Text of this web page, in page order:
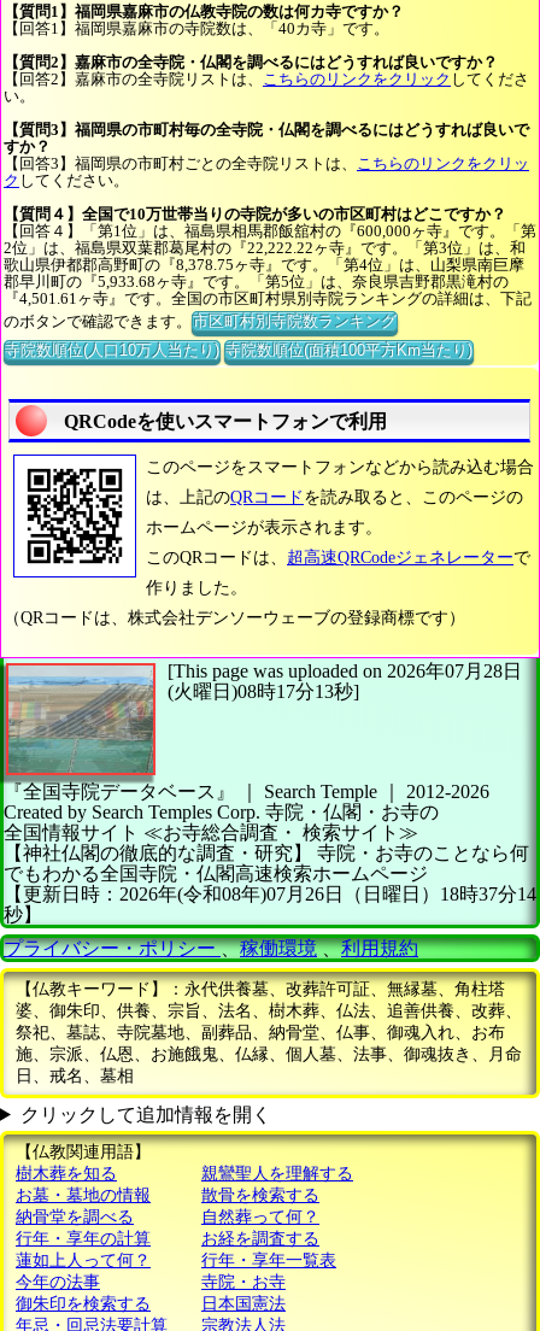
【質問1】福岡県嘉麻市の仏教寺院の数は何カ寺ですか？
【回答1】福岡県嘉麻市の寺院数は、「40カ寺」です。
【質問2】嘉麻市の全寺院・仏閣を調べるにはどうすれば良いですか？
【回答2】嘉麻市の全寺院リストは、
こちらのリンクをクリック してくださ
い。
【質問3】福岡県の市町村毎の全寺院・仏閣を調べるにはどうすれば良いで
すか？
【回答3】福岡県の市町村ごとの全寺院リストは、
こちらのリンクをクリッ
ク してください。
【質問４】全国で10万世帯当りの寺院が多いの市区町村はどこですか？
【回答４】「第1位」は、福島県相馬郡飯舘村の『600,000ヶ寺』です。「第
2位」は、福島県双葉郡葛尾村の『22,222.22ヶ寺』です。「第3位」は、和
歌山県伊都郡高野町の『8,378.75ヶ寺』です。「第4位」は、山梨県南巨摩
郡早川町の『5,933.68ヶ寺』です。「第5位」は、奈良県吉野郡黒滝村の
『4,501.61ヶ寺』です。全国の市区町村県別寺院ランキングの詳細は、下記
のボタンで確認できます。市区町村別寺院数ランキング
寺院数順位(人口10万人当たり) 寺院数順位(面積100平方Km当たり)
QRCodeを使いスマートフォンで利用
このページをスマートフォンなどから読み込む場合
は、上記のQRコード を読み取ると、このページの
ホームページが表示されます。
このQRコードは、 超高速QRCodeジェネレーターで
作りました。
（QRコードは、株式会社デンソーウェーブの登録商標です）
[This page was uploaded on 2026年07月28日
(火曜日)08時17分13秒]
『全国寺院データベース』 ｜ Search Temple
2012-2026
Created by Search Temples Corp. 寺院・仏閣・お寺の
全国情報サイト ≪お寺総合調査・ 検索サイト≫
【神社仏閣の徹底的な調査・研究】
寺院・お寺のことなら何
でもわかる全国寺院・仏閣高速検索ホームページ
【更新日時：2026年(令和08年)07月26日（日曜日）18時37分14
秒】
プライバシー・ポリシー、稼働環境、利用規約
【仏教キーワード】：永代供養墓、改葬許可証、無縁墓、角柱塔
婆、御朱印、供養、宗旨、法名、樹木葬、仏法、追善供養、改葬、
祭祀、墓誌、寺院墓地、副葬品、納骨堂、仏事、御魂入れ、お布
施、宗派、仏恩、お施餓鬼、仏縁、個人墓、法事、御魂抜き、月命
日、戒名、墓相
クリックして追加情報を開く
【仏教関連用語】
樹木葬を知る
親鸞聖人を理解する
お墓・墓地の情報
散骨を検索する
納骨堂を調べる
自然葬って何？
行年・享年の計算
お経を調査する
蓮如上人って何？
行年・享年一覧表
今年の法事
寺院・お寺
御朱印を検索する
日本国憲法
年忌・回忌法要計算
宗教法人法